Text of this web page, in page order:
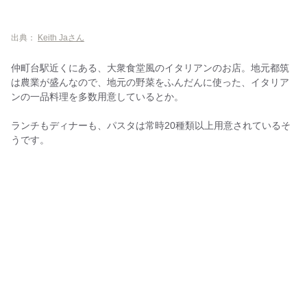
出典： Keith Jaさん
仲町台駅近くにある、大衆食堂風のイタリアンのお店。地元都筑
は農業が盛んなので、地元の野菜をふんだんに使った、イタリア
ンの一品料理を多数用意しているとか。
ランチもディナーも、パスタは常時20種類以上用意されているそ
うです。